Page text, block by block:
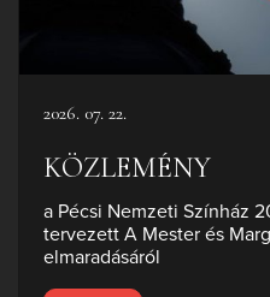
2026. 07. 22.
KÖZLEMÉNY
a Pécsi Nemzeti Színház
tervezett A Mester és
elmaradásáról